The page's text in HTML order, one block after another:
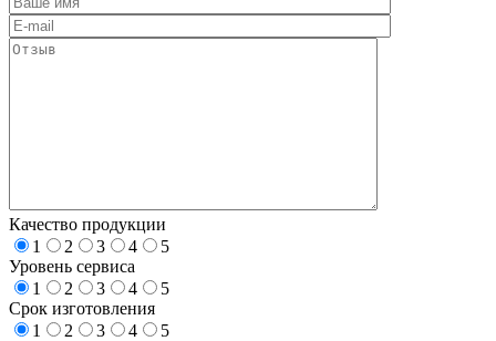
Качество продукции
1
2 3 4
5
Уровень сервиса
1
2 3 4
5
Срок изготовления
1
2 3 4
5